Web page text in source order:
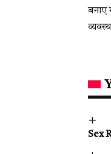
बनाए
Sex